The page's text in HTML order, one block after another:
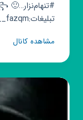
تبلیغات:🥹👇🏻 https://rubika.ir/tabliqat__fazqm
مشاهده کانالکانال